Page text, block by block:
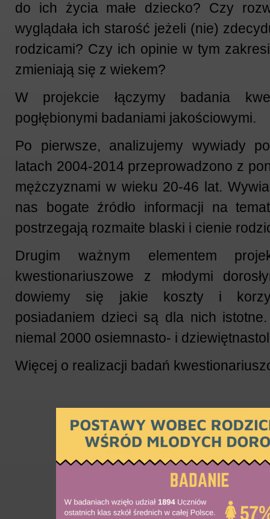
do ich życia małe dziecko? Czy
wyglądała ich starość jeżeli (nie)
rodzicami? Czy ich opinie w tym
zmieniają się z wiekem?
W projekcie łączymy badania
pogłębionymi badaniami jakościowymi.
Po pierwsze, analizujemy wywiady
latach 2004-2014 przeprowadzono z
mężczyznami w wieku 20-46 lat.
nas bogate źródło informacji na
postrzegają rozmaite blaski i cienie
Drugim ważnym elementem
kwestionariuszowe z młodymi
dowiemy się jakie koszty i
posiadaniem dzieci są dla nich
niemal 2000 osiemnasto- i
Więcej o realizacji badań